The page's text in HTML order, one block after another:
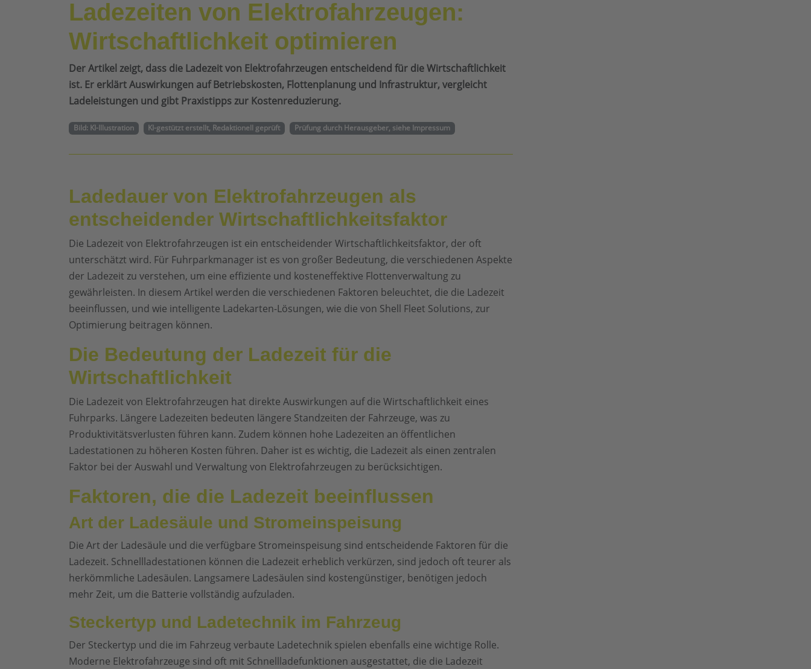
Ladezeiten von Elektrofahrzeugen:
Wirtschaftlichkeit optimieren
Der Artikel zeigt, dass die Ladezeit von Elektrofahrzeugen entscheidend für die Wirtschaftlichkeit
ist. Er erklärt Auswirkungen auf Betriebskosten, Flottenplanung und Infrastruktur, vergleicht
Ladeleistungen und gibt Praxistipps zur Kostenreduzierung.
Bild: KI-Illustration KI-gestützt erstellt, Redaktionell geprüft Prüfung durch Herausgeber, siehe Impressum
Ladedauer von Elektrofahrzeugen als
entscheidender Wirtschaftlichkeitsfaktor
Die Ladezeit von Elektrofahrzeugen ist ein entscheidender Wirtschaftlichkeitsfaktor, der oft
unterschätzt wird. Für Fuhrparkmanager ist es von großer Bedeutung, die verschiedenen Aspekte
der Ladezeit zu verstehen, um eine effiziente und kosteneffektive Flottenverwaltung zu
gewährleisten. In diesem Artikel werden die verschiedenen Faktoren beleuchtet, die die Ladezeit
beeinflussen, und wie intelligente Ladekarten-Lösungen, wie die von Shell Fleet Solutions, zur
Optimierung beitragen können.
Die Bedeutung der Ladezeit für die
Wirtschaftlichkeit
Die Ladezeit von Elektrofahrzeugen hat direkte Auswirkungen auf die Wirtschaftlichkeit eines
Fuhrparks. Längere Ladezeiten bedeuten längere Standzeiten der Fahrzeuge, was zu
Produktivitätsverlusten führen kann. Zudem können hohe Ladezeiten an öffentlichen
Ladestationen zu höheren Kosten führen. Daher ist es wichtig, die Ladezeit als einen zentralen
Faktor bei der Auswahl und Verwaltung von Elektrofahrzeugen zu berücksichtigen.
Faktoren, die die Ladezeit beeinflussen
Art der Ladesäule und Stromeinspeisung
Die Art der Ladesäule und die verfügbare Stromeinspeisung sind entscheidende Faktoren für die
Ladezeit. Schnellladestationen können die Ladezeit erheblich verkürzen, sind jedoch oft teurer als
herkömmliche Ladesäulen. Langsamere Ladesäulen sind kostengünstiger, benötigen jedoch
mehr Zeit, um die Batterie vollständig aufzuladen.
Steckertyp und Ladetechnik im Fahrzeug
Der Steckertyp und die im Fahrzeug verbaute Ladetechnik spielen ebenfalls eine wichtige Rolle.
Moderne Elektrofahrzeuge sind oft mit Schnellladefunktionen ausgestattet, die die Ladezeit